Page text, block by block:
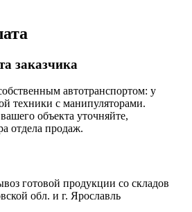
заказчика
автотранспортом: у
техники с манипуляторами.
объекта уточняйте,
отдела продаж.
готовой продукции со складов
обл. и г. Ярославль